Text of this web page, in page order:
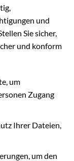
und
Sie sicher,
und konform
um
Zugang
Ihrer Dateien,
um den